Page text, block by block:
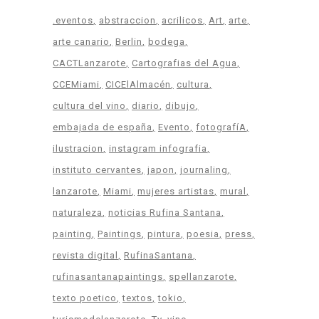
.eventos abstraccion acrilicos Art
arte
arte canario
Berlin
bodega
CACTLanzarote
Cartografias del Agua
CCEMiami
CICElAlmacén
cultura
cultura del vino
diario
dibujo
embajada de españa
Evento
fotografíA
ilustracion
instagram infografia
instituto cervantes japon
journaling
lanzarote Miami mujeres artistas mural
naturaleza
noticias Rufina Santana
painting
Paintings pintura poesia
press
revista digital
RufinaSantana
rufinasantanapaintings
spellanzarote
texto poetico
textos tokio